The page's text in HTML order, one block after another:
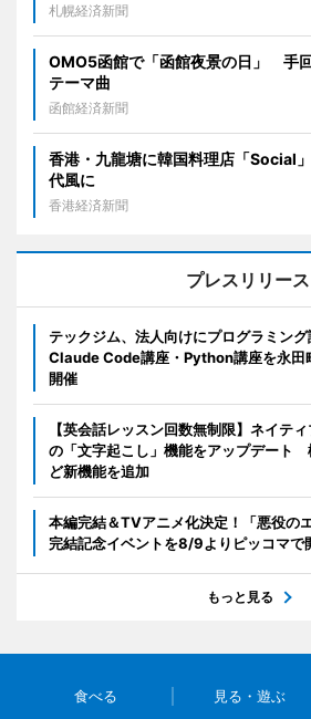
札幌経済新聞
OMO5函館で「函館夜景の日」 手
テーマ曲
函館経済新聞
香港・九龍塘に韓国料理店「Social
代風に
香港経済新聞
プレスリリース
テックジム、法人向けにプログラミング
Claude Code講座・Python講座を永田
開催
【英会話レッスン回数無制限】ネイテ
の「文字起こし」機能をアップデート
ど新機能を追加
本編完結＆TVアニメ化決定！「悪役の
完結記念イベントを8/9よりピッコマで
もっと見る
食べる 見る・遊ぶ